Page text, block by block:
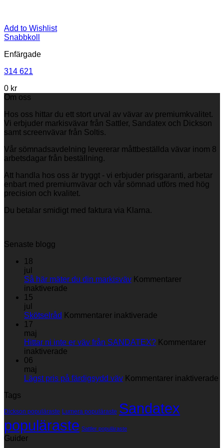
Add to Wishlist
Snabbkoll
Enfärgade
314 621
0 kr
Om oss
Hos oss hittar du ett stort urval av vävar av premiumkvalitet.
Vi erbjuder markisvävar från Sattler, Sandatex och Dickson
samt screenvävar från Soltis.
Vår sömnadsavdelning levererar måttbeställda vävar inom 8
arbetsdagar från beställning.
Att handla hos oss är tryggt - vi erbjuder prisgaranti, arbetar
enbart med premiumvävar och vår sömnad utförs med hög
precision och kvalitet.
Du betalar smidigt med faktura via Klarna.
Senaste blogg
18
jul
Så här mäter du din markisväv Kommentarer
inaktiverade
mäter
markisväv
15
jul
Skötselråd Kommentarer inaktiverade
17
maj
Hittar ni inte er väv från SANDATEX? Kommentarer
inaktiverade
inte
SANDATEX?
06
maj
Lägst pris på färdigsydd väv Kommentarer inaktiverade
Tags
Dickson populäraste Lumera populäraste Sandatex
populäraste Sattler populäraste
Guider